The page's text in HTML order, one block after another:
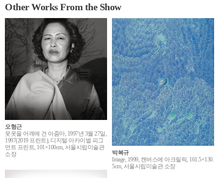
Other Works From the Show
오형근
웃옷을 어깨에 건 아줌마, 1997년 3월 27일,
1997(2019 프린트), 디지털 아카이벌 피그
먼트 프린트, 101×100cm, 서울시립미술관
소장
박복규
Image, 1999, 캔버스에 아크릴릭, 161.5×130.
5cm, 서울시립미술관 소장